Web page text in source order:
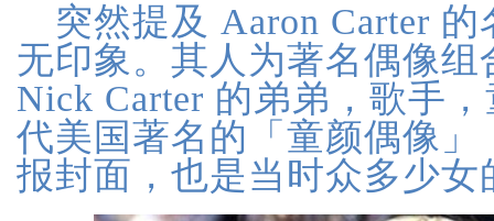
突然提及 Aaron Carter
无印象。其人为著名偶像
Nick Carter 的弟弟，歌手
代美国著名的「童颜偶像
报封面，也是当时众多少